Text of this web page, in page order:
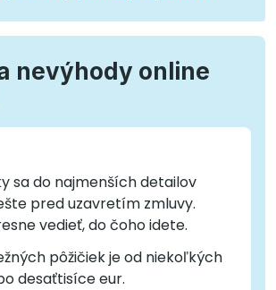
nevýhody online
sa do najmenších detailov
pred uzavretím zmluvy.
vedieť, do čoho idete.
pôžičiek je od niekoľkých
desaťtisíce eur.